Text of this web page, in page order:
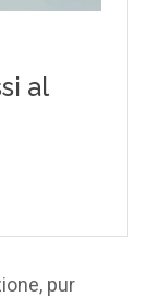
pur